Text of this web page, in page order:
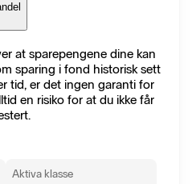
at sparepengene dine kan
sparing i fond historisk sett
tid, er det ingen garanti for
en risiko for at du ikke får
Aktiva klasse